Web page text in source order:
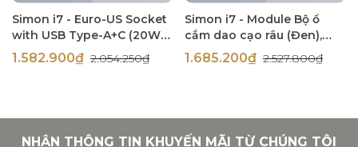
Simon i7 - Euro-US Socket
with USB Type-A+C (20W),
(Đen), 71E7251-26
1.582.900₫ 2.054.250₫
Simon i7 - Module Bộ ổ
cắm dao cạo râu (Đen),
714504-26
1.685.200₫ 2.527.800₫
NHẬN THÔNG TIN KHUYẾN MÃI TỪ CHÚNG TÔI